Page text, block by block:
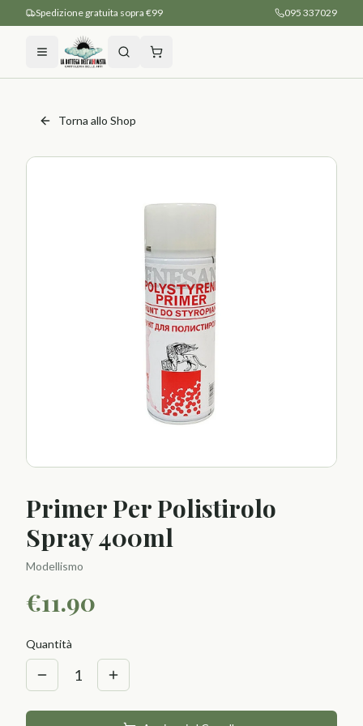
Spedizione gratuita sopra €99 095 337029
Torna allo Shop
Primer Per Polistirolo
Spray 400ml
Modellismo
€11.90
Quantità
1